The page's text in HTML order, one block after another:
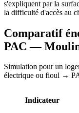
s'expliquent par la
la difficulté d'accès au
Comparatif
PAC —
Simulation pour un
électrique ou fioul →
Indicateur